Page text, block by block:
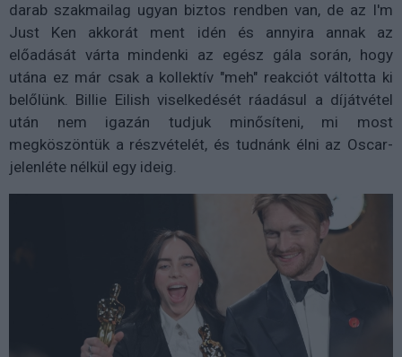
darab szakmailag ugyan biztos rendben van, de az I'm
Just Ken akkorát ment idén és annyira annak az
előadását várta mindenki az egész gála során, hogy
utána ez már csak a kollektív "meh" reakciót váltotta ki
belőlünk. Billie Eilish viselkedését ráadásul a díjátvétel
után nem igazán tudjuk minősíteni, mi most
megköszöntük a részvételét, és tudnánk élni az Oscar-
jelenléte nélkül egy ideig.